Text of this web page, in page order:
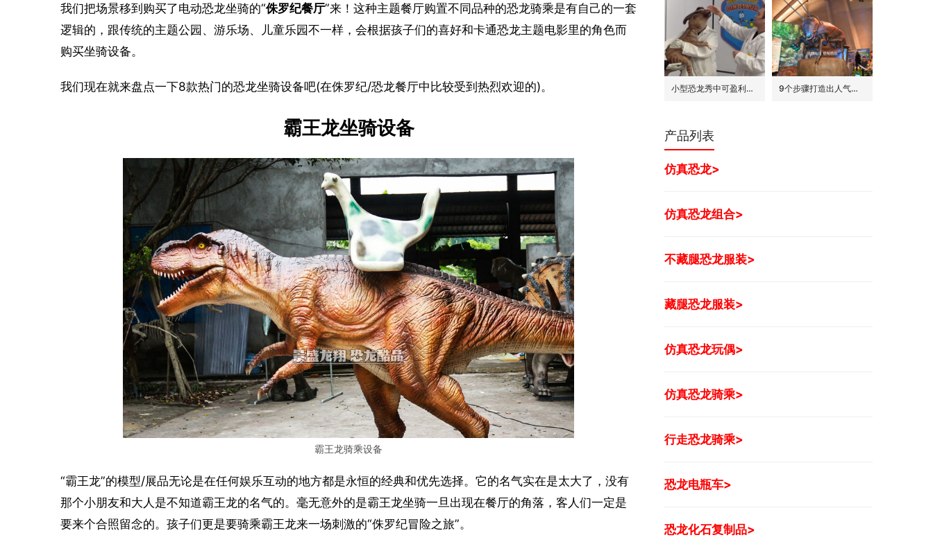
我们把场景移到购买了电动恐龙坐骑的“侏罗纪餐厅”来！这种主题餐厅购置不同品种的恐龙骑乘是有自己的一套
逻辑的，跟传统的主题公园、游乐场、儿童乐园不一样，会根据孩子们的喜好和卡通恐龙主题电影里的角色而
购买坐骑设备。
我们现在就来盘点一下8款热门的恐龙坐骑设备吧(在侏罗纪/恐龙餐厅中比较受到热烈欢迎的)。
霸王龙坐骑设备
霸王龙骑乘设备
“霸王龙”的模型/展品无论是在任何娱乐互动的地方都是永恒的经典和优先选择。它的名气实在是太大了，没有
那个小朋友和大人是不知道霸王龙的名气的。毫无意外的是霸王龙坐骑一旦出现在餐厅的角落，客人们一定是
要来个合照留念的。孩子们更是要骑乘霸王龙来一场刺激的“侏罗纪冒险之旅”。
小型恐龙秀中可盈利的7种模式 9个步骤打造出人气旺的巨型昆虫世界展
产品列表
仿真恐龙>
仿真恐龙组合>
不藏腿恐龙服装>
藏腿恐龙服装>
仿真恐龙玩偶>
仿真恐龙骑乘>
行走恐龙骑乘>
恐龙电瓶车>
恐龙化石复制品>